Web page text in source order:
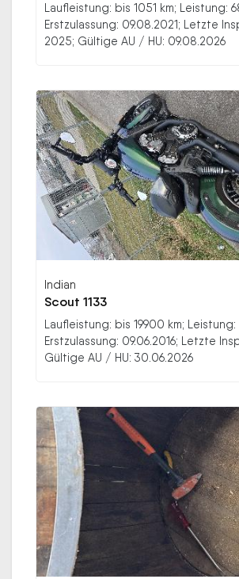
Laufleistung: bis 1051 km; Leistung:
Erstzulassung: 09.08.2021; Letzte
2025; Gültige AU / HU: 09.08.2026
Indian
Scout 1133
Laufleistung: bis 19900 km; Leistung:
Erstzulassung: 09.06.2016; Letzte
Gültige AU / HU: 30.06.2026